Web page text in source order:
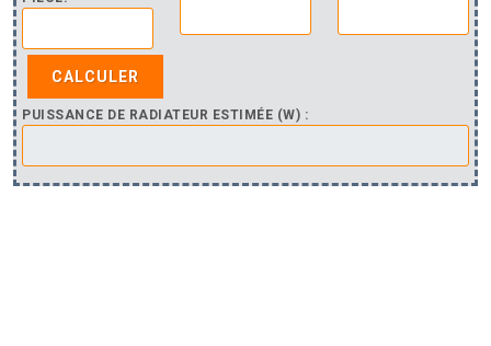
PUISSANCE DE RADIATEUR ESTIMÉE (W) :